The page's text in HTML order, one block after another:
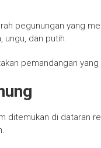
pegunungan yang
ungu, dan putih.
pemandangan
ditemukan di dataran